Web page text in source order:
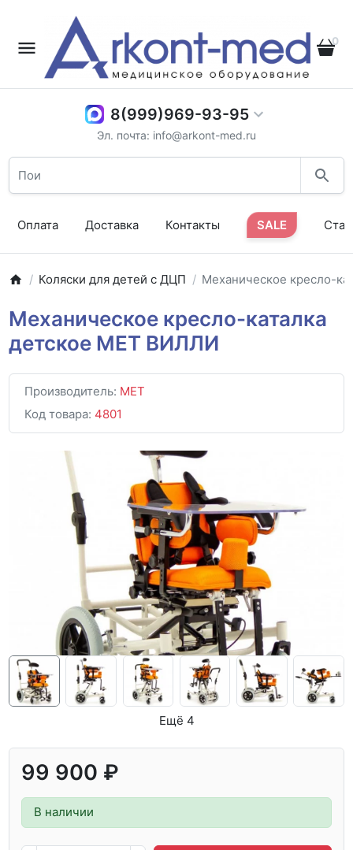
0
8(999)969-93-95
Эл. почта: info@arkont-med.ru
Оплата Доставка Контакты SALE
Коляски для детей с ДЦП Механическое кресло-
Механическое кресло-каталка
детское MET ВИЛЛИ
Производитель: MET
Код товара: 4801
Ещё 4
99 900 ₽
В наличии